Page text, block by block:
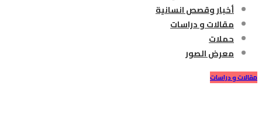
أخبار وقصص انسانية
مقالات و دراسات
حملات
معرض الصور
مقالات و دراسات